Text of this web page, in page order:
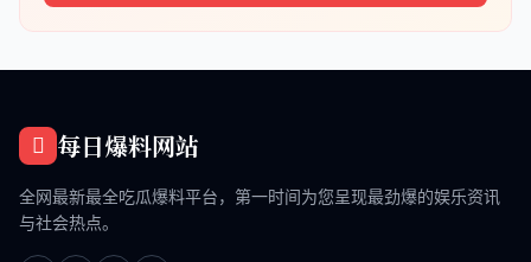
每日爆料网站
全网最新最全吃瓜爆料平台，第一时间为您呈现最劲爆的娱乐资讯
与社会热点。